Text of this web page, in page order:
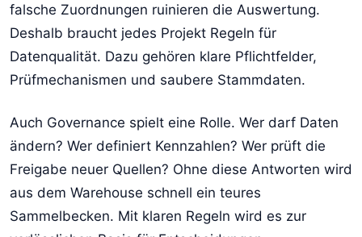
falsche Zuordnungen ruinieren die Auswertung.
Deshalb braucht jedes Projekt Regeln für
Datenqualität. Dazu gehören klare Pflichtfelder,
Prüfmechanismen und saubere Stammdaten.
Auch Governance spielt eine Rolle. Wer darf Daten
ändern? Wer definiert Kennzahlen? Wer prüft die
Freigabe neuer Quellen? Ohne diese Antworten wird
aus dem Warehouse schnell ein teures
Sammelbecken. Mit klaren Regeln wird es zur